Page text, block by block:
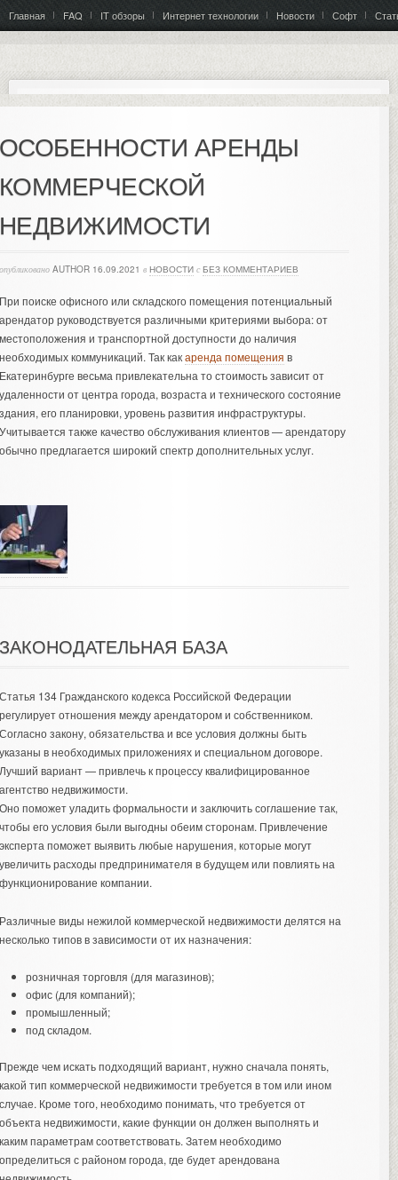
Главная FAQ IT обзоры Интернет технологии Новости Софт
АРЕНДЫ
AUTHOR 16.09.2021 в НОВОСТИ с БЕЗ КОММЕНТАРИЕВ
поиске офисного или складского помещения потенциальный
руководствуется различными критериями выбора: от
и транспортной доступности до наличия
коммуникаций. Так какаренда помещения в
весьма привлекательна то стоимость зависит от
от центра города, возраста и технического состояние
его планировки, уровень развития инфраструктуры.
также качество обслуживания клиентов — арендатору
предлагается широкий спектр дополнительных услуг.
БАЗА
134 Гражданского кодекса Российской Федерации
отношения между арендатором и собственником.
закону, обязательства и все условия должны быть
в необходимых приложениях и специальном договоре.
вариант — привлечь к процессу квалифицированное
недвижимости.
поможет уладить формальности и заключить соглашение так,
его условия были выгодны обеим сторонам. Привлечение
поможет выявить любые нарушения, которые могут
расходы предпринимателя в будущем или повлиять на
компании.
виды нежилой коммерческой недвижимости делятся на
типов в зависимости от их назначения:
розничная торговля (для магазинов);
офис (для компаний);
промышленный;
под складом.
чем искать подходящий вариант, нужно сначала понять,
тип коммерческой недвижимости требуется в том или ином
Кроме того, необходимо понимать, что требуется от
недвижимости, какие функции он должен выполнять и
параметрам соответствовать. Затем необходимо
с районом города, где будет арендована